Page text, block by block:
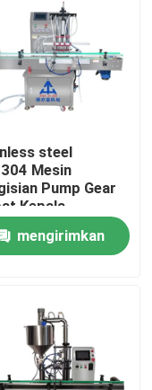
steel
Mesin
Pump Gear
Kepala
mengirimkan